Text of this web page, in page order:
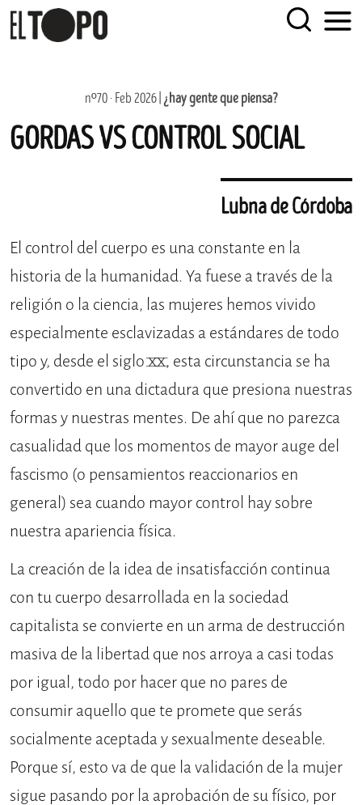
content
nº70 · Feb 2026 | ¿hay gente que piensa?
GORDAS VS CONTROL SOCIAL
Lubna de Córdoba
El control del cuerpo es una constante en la
historia de la humanidad. Ya fuese a través de la
religión o la ciencia, las mujeres hemos vivido
especialmente esclavizadas a estándares de todo
tipo y, desde el siglo XX, esta circunstancia se ha
convertido en una dictadura que presiona nuestras
formas y nuestras mentes. De ahí que no parezca
casualidad que los momentos de mayor auge del
fascismo (o pensamientos reaccionarios en
general) sea cuando mayor control hay sobre
nuestra apariencia física.
La creación de la idea de insatisfacción continua
con tu cuerpo desarrollada en la sociedad
capitalista se convierte en un arma de destrucción
masiva de la libertad que nos arroya a casi todas
por igual, todo por hacer que no pares de
consumir aquello que te promete que serás
socialmente aceptada y sexualmente deseable.
Porque sí, esto va de que la validación de la mujer
sigue pasando por la aprobación de su físico, por